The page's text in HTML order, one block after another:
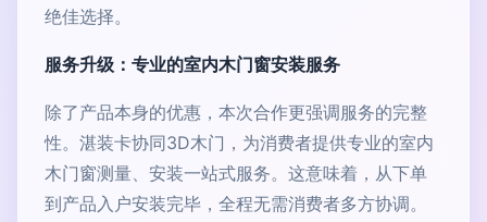
绝佳选择。
服务升级：专业的室内木门窗安装服务
除了产品本身的优惠，本次合作更强调服务的完整
性。湛装卡协同3D木门，为消费者提供专业的室内
木门窗测量、安装一站式服务。这意味着，从下单
到产品入户安装完毕，全程无需消费者多方协调。